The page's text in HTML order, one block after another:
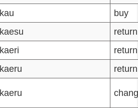
kau
buy
kaesu
kaeri
kaeru
return
kaeru